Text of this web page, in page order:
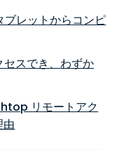
レットからコンピ
スでき、わずか
リモートアク
由